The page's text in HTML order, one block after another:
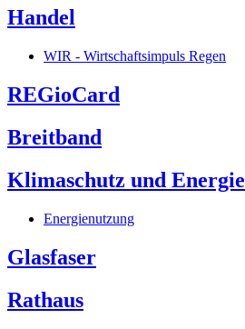
Handel
WIR - Wirtschaftsimpuls Regen
REGioCard
Breitband
Klimaschutz und Energie
Energienutzung
Glasfaser
Rathaus